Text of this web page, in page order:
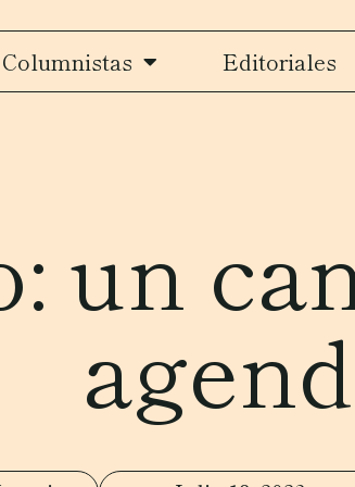
Columnistas Editoriales
un